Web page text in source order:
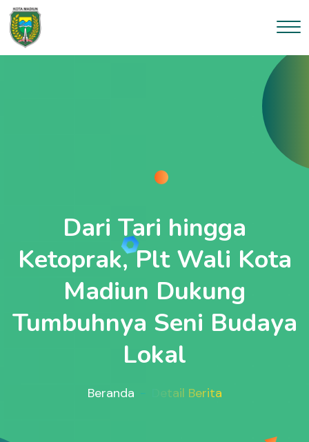
Dari Tari hingga
Ketoprak, Plt Wali Kota
Madiun Dukung
Tumbuhnya Seni Budaya
Lokal
Beranda Detail Berita